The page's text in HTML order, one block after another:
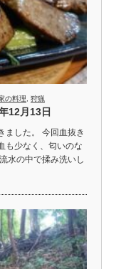
の料理 狩猟
12月13日
ました。 今回血抜き
も少なく、匂いのな
水の中で揉み洗いし